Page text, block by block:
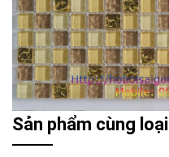
Sản phẩm cùng loại